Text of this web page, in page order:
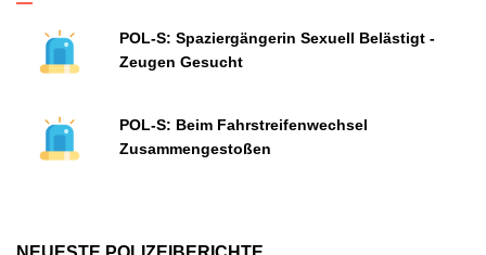
POL-S: Spaziergängerin Sexuell Belästigt -
Zeugen Gesucht
POL-S: Beim Fahrstreifenwechsel
Zusammengestoßen